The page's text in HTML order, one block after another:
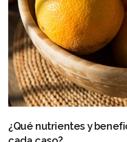
¿Qué nutrientes y